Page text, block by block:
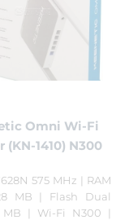
Omni Wi-Fi
(KN-1410) N300
575 MHz | RAM
MB | Flash Dual
MB | Wi-Fi N300 |